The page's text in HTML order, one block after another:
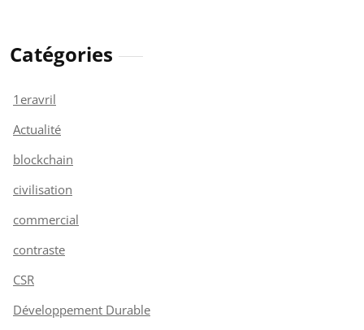
Catégories
1eravril
Actualité
blockchain
civilisation
commercial
contraste
CSR
Développement Durable